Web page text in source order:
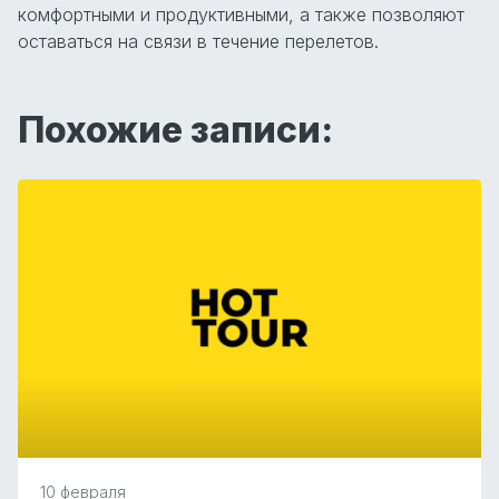
комфортными и продуктивными, а также позволяют
оставаться на связи в течение перелетов.
Похожие записи:
10 февраля